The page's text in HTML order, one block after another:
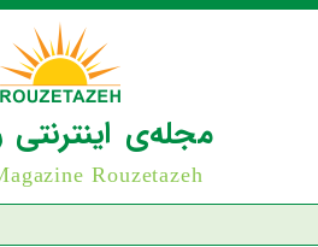
مجله‌ی اینترنتی
Rouzetazeh